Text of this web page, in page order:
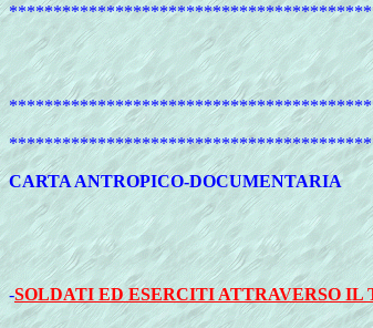
CARTA ANTROPICO-DOCUMENTARIA
-SOLDATI ED ESERCITI ATTRAVERSO IL